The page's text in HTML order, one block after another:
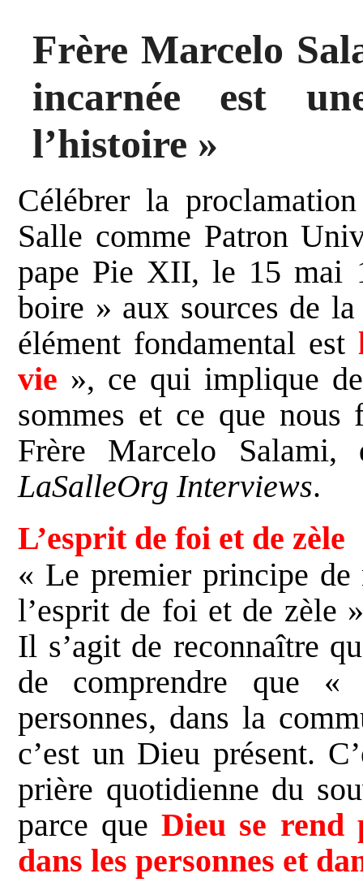
Frère Marcelo
incarnée est
l’histoire »
Célébrer la
Salle comme Patron
pape Pie XII, le 15 mai
boire » aux sources de
élément fondamental est
vie », ce qui implique
sommes et ce que nous
Frère Marcelo
LaSalleOrg Interviews.
L’esprit de foi et de zèle
« Le premier principe
l’esprit de foi et de zèle
Il s’agit de reconnaître
de comprendre que
personnes, dans la
c’est un Dieu présent.
prière quotidienne du
parce queDieu se rend
dans les personnes et